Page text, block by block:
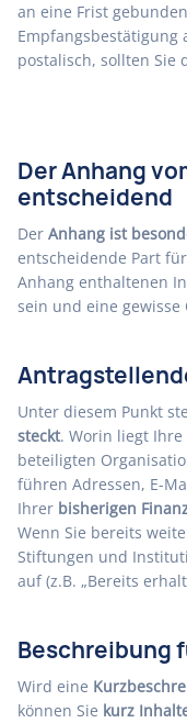
an eine Frist
Empfangsbestätigung
postalisch, sollten Sie
Der Anhang
entscheidend
Der Anhang ist
entscheidende Part
Anhang enthaltenen
sein und eine
Unter diesem Punkt
steckt. Worin liegt Ihre
beteiligten
führen Adressen, E-
Ihrer bisherigen
Wenn Sie bereits
Stiftungen und
auf (z.B. „Bereits
Beschreibung
Wird eine
können Sie kurz